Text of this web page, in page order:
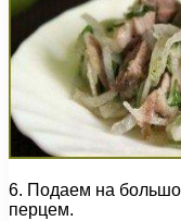
6. Подаем на
перцем.